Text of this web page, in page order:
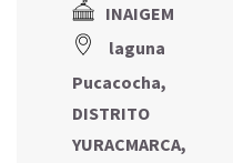
INAIGEM
laguna
Pucacocha,
DISTRITO
YURACMARCA,